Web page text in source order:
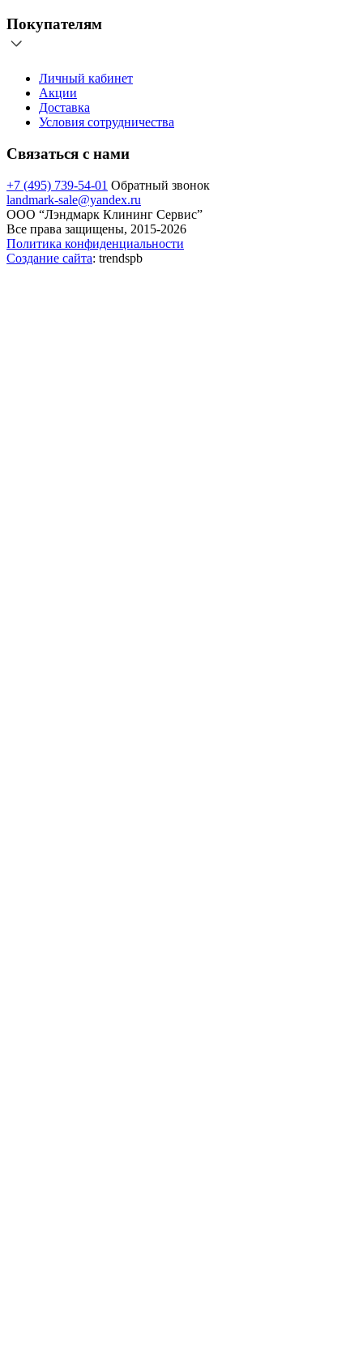
Покупателям
Личный кабинет
Акции
Доставка
Условия сотрудничества
Связаться с нами
+7 (495) 739-54-01 Обратный звонок
landmark-sale@yandex.ru
ООО “Лэндмарк Клининг Сервис”
Все права защищены, 2015-2026
Политика конфиденциальности
Создание сайта: trendspb